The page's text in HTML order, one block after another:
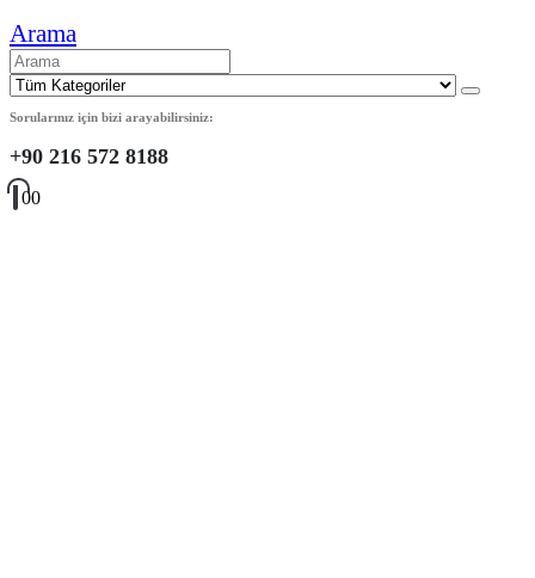
Arama
Sorularınız için bizi arayabilirsiniz:
+90 216 572 8188
00